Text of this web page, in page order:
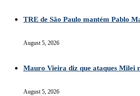
TRE de São Paulo mantém Pablo
August 5, 2026
Mauro Vieira diz que ataques Milei
August 5, 2026